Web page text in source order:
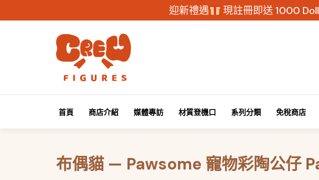
迎新禮遇 現註冊即送 1000
首頁 商店介紹 媒體專訪 材質登機口 系列分類 免稅商店
布偶貓 — Pawsome 寵物彩陶公仔